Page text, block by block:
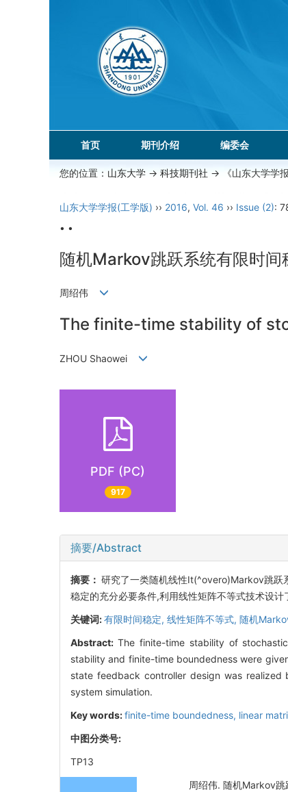
首页 期刊介绍 编委会
您的位置： 山东大学 -> 科技期刊社 -> 《山东大学学
山东大学学报(工学版) ›› 2016, Vol. 46 ›› Issue (2):
• •
随机Markov跳跃系统有限时间
周绍伟
The finite-time stability of
ZHOU Shaowei
PDF (PC)
917
摘要/Abstract
摘要：研究了一类随机线性It(^overo)Markov跳跃
稳定的充分必要条件,利用线性矩阵不等式技术设
关键词:有限时间稳定, 线性矩阵不等式, 随机
Abstract: The finite-time stability of
stability and finite-time boundedness were
state feedback controller design was
system simulation.
Key words:finite-time boundedness, linear
中图分类号:
TP13
周绍伟. 随机Markov